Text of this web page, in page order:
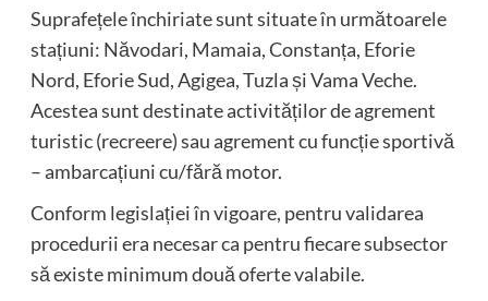
Suprafețele închiriate sunt situate în următoarele
stațiuni: Năvodari, Mamaia, Constanța, Eforie
Nord, Eforie Sud, Agigea, Tuzla și Vama Veche.
Acestea sunt destinate activităților de agrement
turistic (recreere) sau agrement cu funcție sportivă
– ambarcațiuni cu/fără motor.
Conform legislației în vigoare, pentru validarea
procedurii era necesar ca pentru fiecare subsector
să existe minimum două oferte valabile.